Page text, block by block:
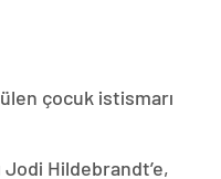
çocuk istismarı
Hildebrandt’e,